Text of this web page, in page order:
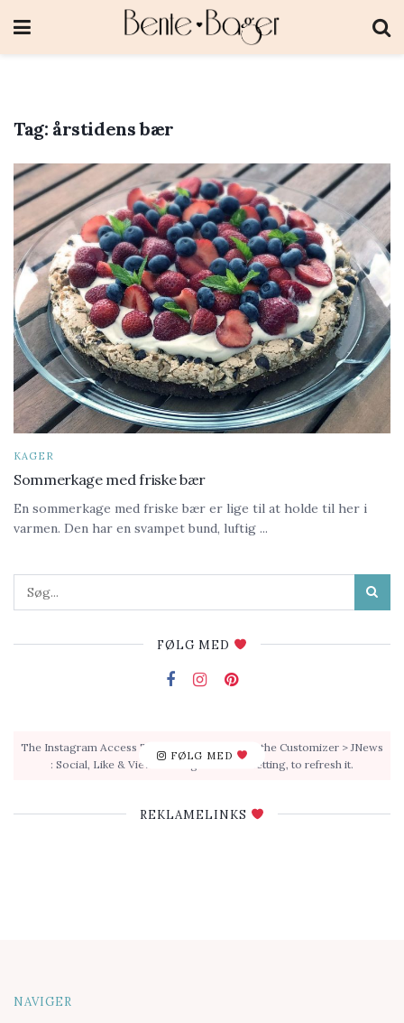
Tag: årstidens bær
KAGER
Sommerkage med friske bær
En sommerkage med friske bær er lige til at holde til her i
varmen. Den har en svampet bund, luftig ...
FØLG MED
FØLG MED
The Instagram Access Token is expired, Go to the Customizer > JNews
: Social, Like & View > Instagram Feed Setting, to refresh it.
REKLAMELINKS
NAVIGER